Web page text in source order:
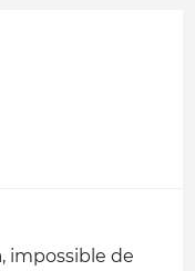
impossible de